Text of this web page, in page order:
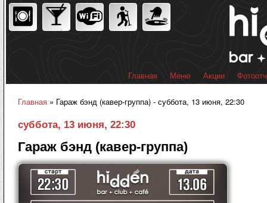
Главное меню
Главная Меню Акции
Главная » Гараж бэнд (кавер-группа) - суббота, 13 июня, 22:30
суббота, 13 июня, 22:30
Гараж бэнд (кавер-группа)